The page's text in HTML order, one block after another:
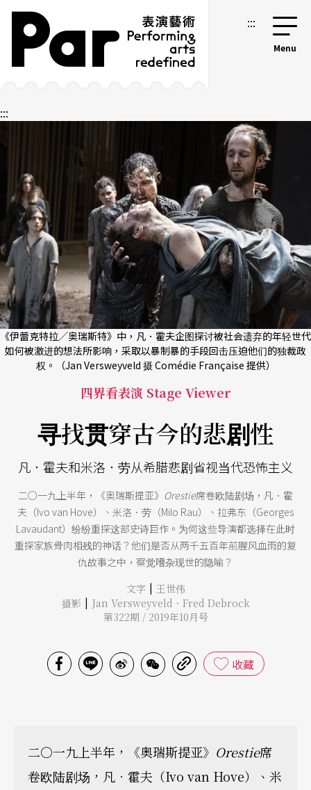
跳到主要内容区块
网站导览 :::
:::
《伊蕾克特拉╱奥瑞斯特》中，凡．霍夫企图探讨被社会遗弃的年轻世代
如何被激进的想法所影响，采取以暴制暴的手段回击压迫他们的独裁政
权。（Jan Versweyveld 摄 Comédie Française 提供）
四界看表演 Stage Viewer
寻找贯穿古今的悲剧性
凡．霍夫和米洛．劳从希腊悲剧省视当代恐怖主义
二○一九上半年，《奥瑞斯提亚》 Orestie席卷欧陆剧场，凡．霍
夫（Ivo van Hove）、米洛．劳（Milo Rau）、拉弗东（Georges
Lavaudant）纷纷重探这部史诗巨作。为何这些导演都选择在此时
重探家族骨肉相残的神话？他们是否从两千五百年前腥风血雨的复
仇故事之中，察觉嘈杂现世的隐喻？
文字 | 王世伟
摄影 | Jan Versweyveld 、 Fred Debrock
第322期 / 2019年10月号
收藏
二○一九上半年，《奥瑞斯提亚》 Orestie席
卷欧陆剧场，凡．霍夫（Ivo van Hove）、米